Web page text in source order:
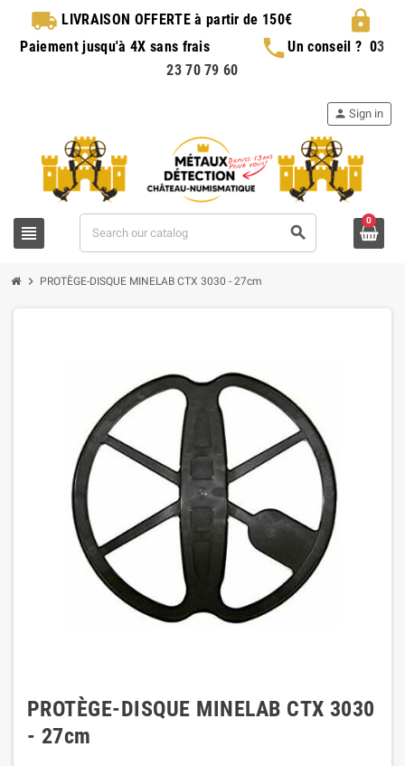
local_shipping LIVRAISON OFFERTEà partir de 150€ lock
Paiement jusqu'à 4X sans frais phoneUn conseil ? 03
23 70 79 60
view_headline search
person Sign in
0
chevron_right PROTÈGE-DISQUE MINELAB CTX 3030 - 27cm
PROTÈGE-DISQUE MINELAB CTX 3030
- 27cm